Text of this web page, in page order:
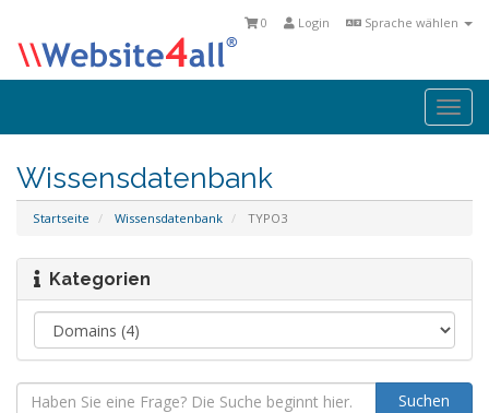
Sprache wählen
Login
0
Wissensdatenbank
Startseite Wissensdatenbank TYPO3
Kategorien